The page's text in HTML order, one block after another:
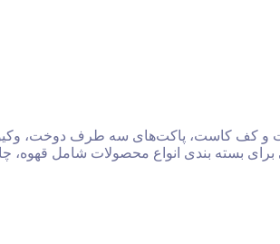
کاست و کف کاست، پاکت‌های سه طرف دوخت،
بسته بندی انواع محصولات شامل قهوه،